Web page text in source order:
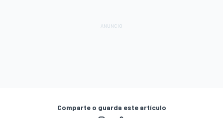
Comparte o guarda este artículo